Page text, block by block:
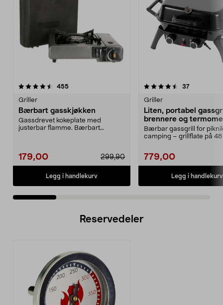
455anmeldelser
Griller
Bærbart gasskjøkken
Gassdrevet kokeplate med
justerbar flamme. Bærbart
179,00 299,90
Legg i handlekurv
4.5 av 5 stjerner 37
Griller
Liten, portabel
brennere og
Bærbar gassgrill for
camping – grillflate på 48
779,00
Legg i handlekurv
4.5 av 5 stjerner
Reservedeler